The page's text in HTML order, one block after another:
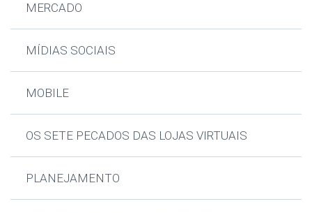
MERCADO
MÍDIAS SOCIAIS
MOBILE
OS SETE PECADOS DAS LOJAS VIRTUAIS
PLANEJAMENTO